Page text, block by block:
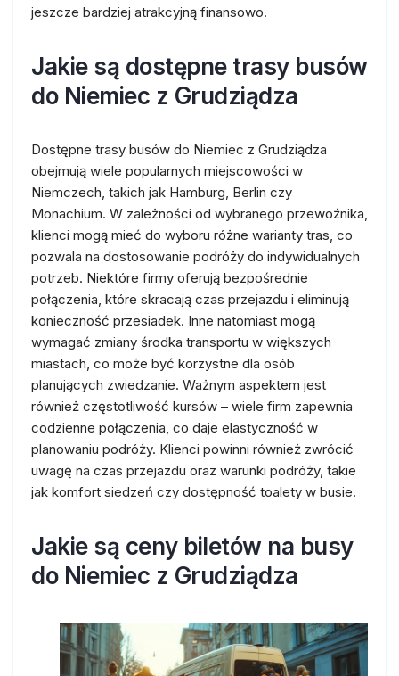
jeszcze bardziej atrakcyjną finansowo.
Jakie są dostępne trasy busów
do Niemiec z Grudziądza
Dostępne trasy busów do Niemiec z Grudziądza
obejmują wiele popularnych miejscowości w
Niemczech, takich jak Hamburg, Berlin czy
Monachium. W zależności od wybranego przewoźnika,
klienci mogą mieć do wyboru różne warianty tras, co
pozwala na dostosowanie podróży do indywidualnych
potrzeb. Niektóre firmy oferują bezpośrednie
połączenia, które skracają czas przejazdu i eliminują
konieczność przesiadek. Inne natomiast mogą
wymagać zmiany środka transportu w większych
miastach, co może być korzystne dla osób
planujących zwiedzanie. Ważnym aspektem jest
również częstotliwość kursów – wiele firm zapewnia
codzienne połączenia, co daje elastyczność w
planowaniu podróży. Klienci powinni również zwrócić
uwagę na czas przejazdu oraz warunki podróży, takie
jak komfort siedzeń czy dostępność toalety w busie.
Jakie są ceny biletów na busy
do Niemiec z Grudziądza